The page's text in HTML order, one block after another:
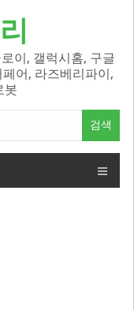
이, 갤럭시홈, 구글
어, 라즈베리파이,
봇